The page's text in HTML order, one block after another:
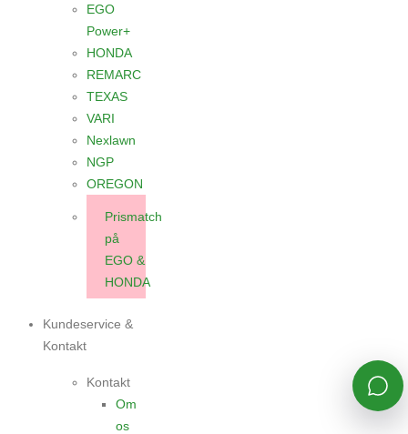
EGO
Power+
HONDA
REMARC
TEXAS
VARI
Nexlawn
NGP
OREGON
Prismatch
på
EGO &
HONDA
Kundeservice &
Kontakt
Kontakt
Om
os